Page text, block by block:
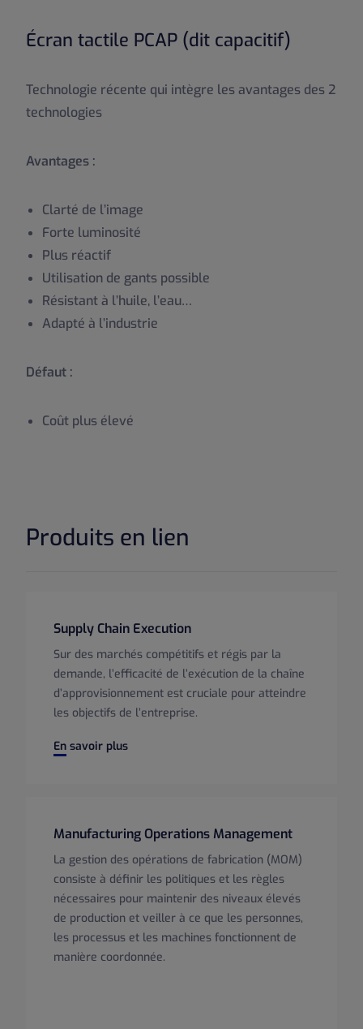
Écran tactile PCAP (dit capacitif)
Technologie récente qui intègre les avantages des 2
technologies
Avantages :
Clarté de l’image
Forte luminosité
Plus réactif
Utilisation de gants possible
Résistant à l’huile, l’eau…
Adapté à l’industrie
Défaut :
Coût plus élevé
Produits en lien
Supply Chain Execution
Sur des marchés compétitifs et régis par la
demande, l’efficacité de l’exécution de la chaîne
d’approvisionnement est cruciale pour atteindre
les objectifs de l’entreprise.
En savoir plus
Supply Chain Execution
Manufacturing Operations Management
La gestion des opérations de fabrication (MOM)
consiste à définir les politiques et les règles
nécessaires pour maintenir des niveaux élevés
de production et veiller à ce que les personnes,
les processus et les machines fonctionnent de
manière coordonnée.